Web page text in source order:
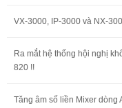
VX-3000, IP-3000 và NX-
Ra mắt hệ thống hội nghị
820 !!
Tăng âm số liền Mixer dòng